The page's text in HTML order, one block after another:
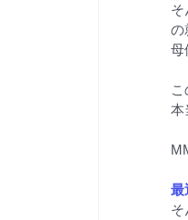
そ
の
母
本
最
そ